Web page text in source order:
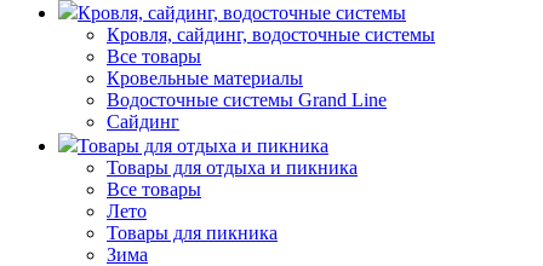
Кровля, сайдинг, водосточные системы
Кровля, сайдинг, водосточные системы
Все товары
Кровельные материалы
Водосточные системы Grand Line
Сайдинг
Товары для отдыха и пикника
Товары для отдыха и пикника
Все товары
Лето
Товары для пикника
Зима